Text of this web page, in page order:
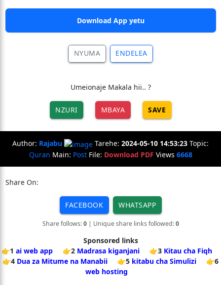
Download App yetu
NYUMA ENDELEA
Umeionaje Makala hii.. ?
NZURI MBAYA SAVE
Author: Rajabu Tarehe: 2024-05-10 14:53:23 Topic:
Quran Main: PostFile: Download PDF Views 6668
Share On:
FACEBOOK WHATSAPP
Share follows:0| Unique share links followed:0
Sponsored links
👉1 ai web app 👉2 Madrasa kiganjani 👉3 Kitau cha Fiqh
👉4 Dua za Mitume na Manabii 👉5 kitabu cha Simulizi
👉6
web hosting